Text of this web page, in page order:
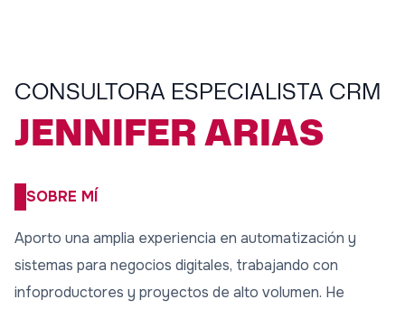
CONSULTORA ESPECIALISTA CRM
JENNIFER ARIAS
SOBRE MÍ
Aporto una amplia experiencia en automatización y
sistemas para negocios digitales, trabajando con
infoproductores y proyectos de alto volumen. He